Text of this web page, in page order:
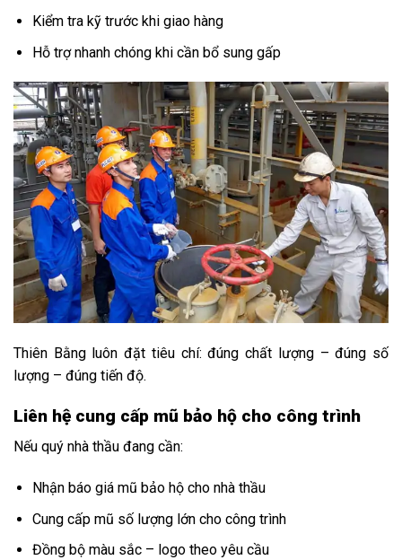
Kiểm tra kỹ trước khi giao hàng
Hỗ trợ nhanh chóng khi cần bổ sung gấp
Thiên Bằng luôn đặt tiêu chí: đúng chất lượng – đúng số
lượng – đúng tiến độ.
Liên hệ cung cấp mũ bảo hộ cho công trình
Nếu quý nhà thầu đang cần:
Nhận báo giá mũ bảo hộ cho nhà thầu
Cung cấp mũ số lượng lớn cho công trình
Đồng bộ màu sắc – logo theo yêu cầu